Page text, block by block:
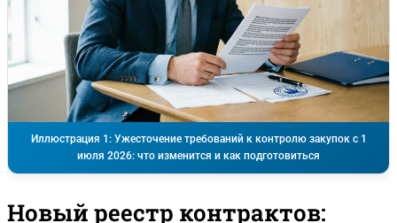
Иллюстрация 1: Ужесточение требований к контролю закупок с 1
июля 2026: что изменится и как подготовиться
Новый реестр контрактов: